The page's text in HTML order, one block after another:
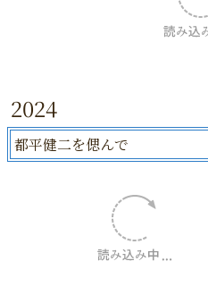
2024
都平健二を偲んで